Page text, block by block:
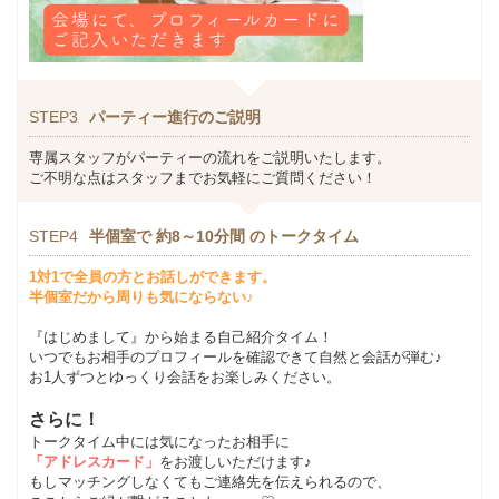
STEP3 パーティー進行のご説明
専属スタッフがパーティーの流れをご説明いたします。
ご不明な点はスタッフまでお気軽にご質問ください！
STEP4 半個室で 約8～10分間 のトークタイム
1対1で全員の方とお話しができます。
半個室だから周りも気にならない♪
『はじめまして』から始まる自己紹介タイム！
いつでもお相手のプロフィールを確認できて自然と会話が弾む♪
お1人ずつとゆっくり会話をお楽しみください。
さらに！
トークタイム中には気になったお相手に
「アドレスカード」 をお渡しいただけます♪
もしマッチングしなくてもご連絡先を伝えられるので、